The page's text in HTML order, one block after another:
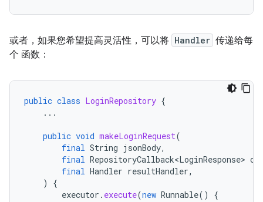
或者，如果您希望提高灵活性，可以将 Handler 传递给每
个 函数：
public class LoginRepository {
...
public void makeLoginRequest(
final String jsonBody,
final RepositoryCallback<LoginResponse>
final Handler resultHandler,
)
{
executor . execute(new Runnable()
{